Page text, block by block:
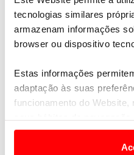
tecnologias similares
armazenam informações
browser ou dispositivo
Estas informações
adaptação às suas
funcionamento do
e anúncios de modo a